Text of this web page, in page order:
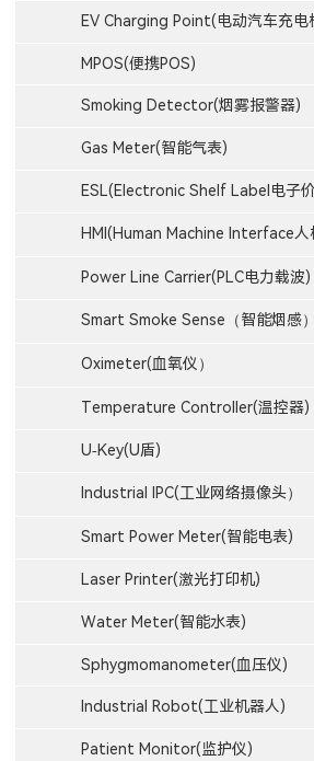
EV Charging Point(电动汽车充电
MPOS(便携POS)
Smoking Detector(烟雾报警器)
Gas Meter(智能气表)
ESL(Electronic Shelf Label电子
HMI(Human Machine Interface人
Power Line Carrier(PLC电力载波)
Smart Smoke Sense（智能烟感）
Oximeter(血氧仪）
Temperature Controller(温控器)
U-Key(U盾)
Industrial IPC(工业网络摄像头）
Smart Power Meter(智能电表)
Laser Printer(激光打印机)
Water Meter(智能水表)
Sphygmomanometer(血压仪)
Industrial Robot(工业机器人)
Patient Monitor(监护仪)